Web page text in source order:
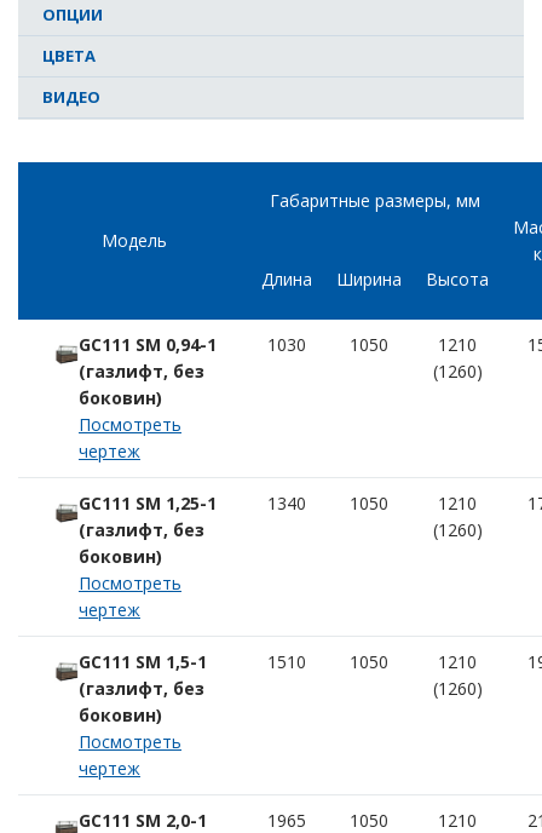
ОПЦИИ
ЦВЕТА
ВИДЕО
Модель
Габаритные размеры, мм
Длина
Ширина Высота
GC111 SM 0,94-1
(газлифт, без
боковин)
Посмотреть
чертеж
1030 1050
1210
(1260)
GC111 SM 1,25-1
(газлифт, без
боковин)
Посмотреть
чертеж
1340 1050
1210
(1260)
GC111 SM 1,5-1
(газлифт, без
боковин)
Посмотреть
чертеж
1510 1050
1210
(1260)
GC111 SM 2,0-1
1965 1050
1210